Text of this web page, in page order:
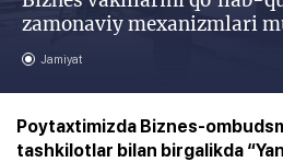
zamonaviy mexanizmlari
Jamiyat
Poytaxtimizda Biznes-
tashkilotlar bilan birgalikda